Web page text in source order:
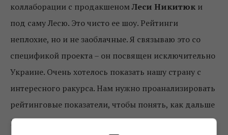
коллаборации с продакшеномЛеси Никитюк и
под саму Лесю. Это чисто ее шоу. Рейтинги
неплохие, но и не заоблачные. Я связываю это со
спецификой проекта – он посвящен исключительно
Украине. Очень хотелось показать нашу страну с
интересного ракурса. Нам нужно проанализировать
рейтинговые показатели, чтобы понять, как дальше
развивать этот проект.